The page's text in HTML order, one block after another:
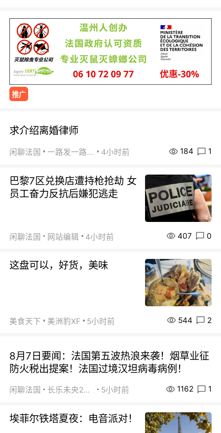
推广
求介绍离婚律师
闲聊法国 一路发一路发 4小时前 184 1
巴黎7区兑换店遭持枪抢劫 女
员工奋力反抗后嫌犯逃走
闲聊法国 网站编辑 4小时前 407 0
这盘可以，好货，美味
美食天下 美洲豹XF 5小时前 544 2
8月7日要闻：法国第五波热浪来袭！烟草业征
防火税出提案！法国过境汉坦病毒病例！
闲聊法国 长乐未央2015 5小时前 1162 1
埃菲尔铁塔夏夜：电音派对！